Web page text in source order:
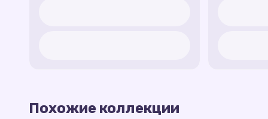
Похожие коллекции